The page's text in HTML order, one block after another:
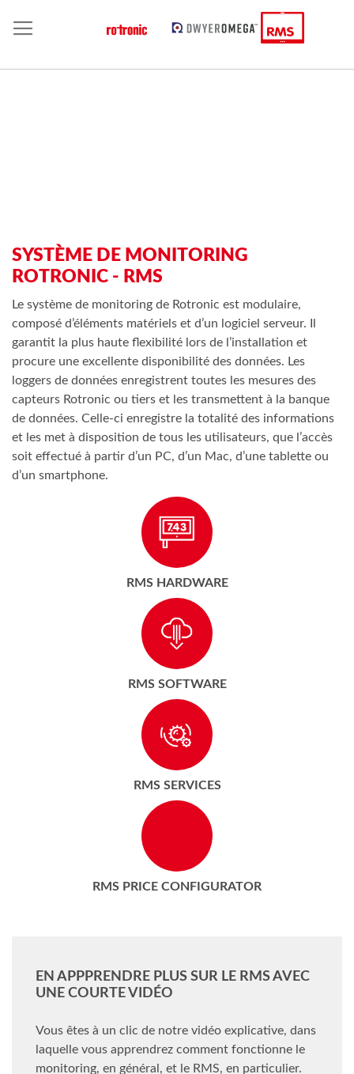
SYSTÈME DE MONITORING
ROTRONIC - RMS
Le système de monitoring de Rotronic est modulaire,
composé d’éléments matériels et d’un logiciel serveur. Il
garantit la plus haute flexibilité lors de l’installation et
procure une excellente disponibilité des données. Les
loggers de données enregistrent toutes les mesures des
capteurs Rotronic ou tiers et les transmettent à la banque
de données. Celle-ci enregistre la totalité des informations
et les met à disposition de tous les utilisateurs, que l’accès
soit effectué à partir d’un PC, d’un Mac, d’une tablette ou
d’un smartphone.
RMS HARDWARE
RMS SOFTWARE
RMS SERVICES
RMS PRICE CONFIGURATOR
EN APPPRENDRE PLUS SUR LE RMS AVEC
UNE COURTE VIDÉO
Vous êtes à un clic de notre vidéo explicative, dans
laquelle vous apprendrez comment fonctionne le
monitoring, en général, et le RMS, en particulier.